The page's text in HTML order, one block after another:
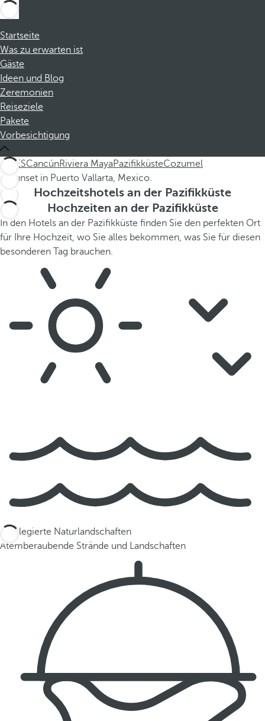
Startseite
Was zu erwarten ist
Gäste
Ideen und Blog
Zeremonien
Reiseziele
Pakete
Vorbesichtigung
ALLESCancúnRiviera MayaPazifikküsteCozumel
Hochzeitshotels an der Pazifikküste
Hochzeiten an der Pazifikküste
In den Hotels an der Pazifikküste finden Sie den perfekten Ort
für Ihre Hochzeit, wo Sie alles bekommen, was Sie für diesen
besonderen Tag brauchen.
Privilegierte Naturlandschaften
Atemberaubende Strände und Landschaften